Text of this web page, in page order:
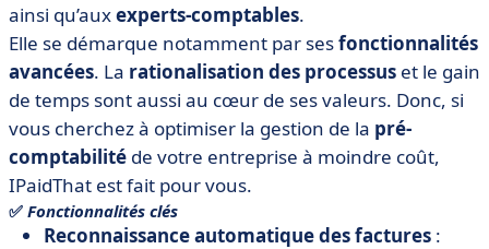
ainsi qu’auxexperts-comptables.
Elle se démarque notamment par sesfonctionnalités
avancées. La rationalisation des processus et le gain
de temps sont aussi au cœur de ses valeurs. Donc, si
vous cherchez à optimiser la gestion de la pré-
comptabilité de votre entreprise à moindre coût,
IPaidThat est fait pour vous.
✅ Fonctionnalités clés
Reconnaissance automatique des factures :